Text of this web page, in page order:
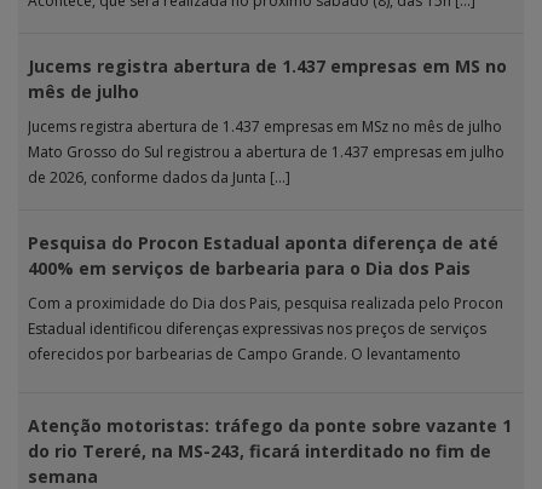
Jucems registra abertura de 1.437 empresas em MS no
mês de julho
Jucems registra abertura de 1.437 empresas em MSz no mês de julho
Mato Grosso do Sul registrou a abertura de 1.437 empresas em julho
de 2026, conforme dados da Junta […]
Pesquisa do Procon Estadual aponta diferença de até
400% em serviços de barbearia para o Dia dos Pais
Com a proximidade do Dia dos Pais, pesquisa realizada pelo Procon
Estadual identificou diferenças expressivas nos preços de serviços
oferecidos por barbearias de Campo Grande. O levantamento
Atenção motoristas: tráfego da ponte sobre vazante 1
do rio Tereré, na MS-243, ficará interditado no fim de
semana